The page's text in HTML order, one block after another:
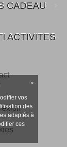
×
vos
des
adaptés à
ces
CADEAU
ACTIVITES